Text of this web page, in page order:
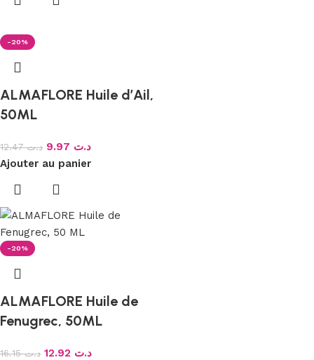
-20%
ALMAFLORE Huile d’Ail,
50ML
د.ت12.47 د.ت
Ajouter au panier
-20%
ALMAFLORE Huile de
Fenugrec, 50ML
د.ت16.15 د.ت